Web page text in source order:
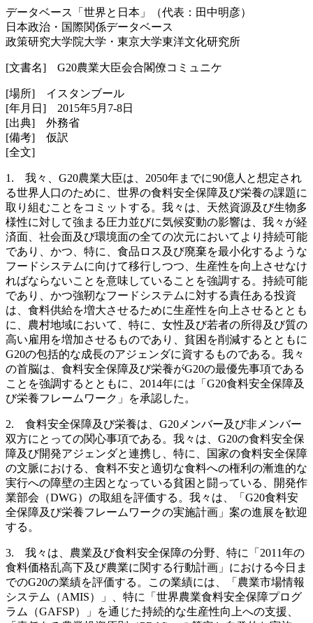
データベース「世界と日本」（代表：田中明彦）
日本政治・国際関係データベース
政策研究大学院大学・東京大学東洋文化研究所
[文書名] G20農業大臣会合閣僚コミュニケ
[場所] イスタンブール
[年月日] 2015年5月7-8日
[出典] 外務省
[備考] 仮訳
[全文]
1. 我々、G20農業大臣は、2050年までに90億人と想定され
る世界人口のために、世界の食料安全保障及び栄養の課題に
取り組むことをコミットする。我々は、天然資源及び生物多
様性に対して強まる圧力並びに気候変動の影響は、我々が経
済面、社会面及び環境面の全ての次元においてより持続可能
であり、かつ、特に、食品ロス及び廃棄を最小化するような
フードシステムに向けて移行しつつ、生産性を向上させなけ
ればならないことを意味していることを強調する。持続可能
であり、かつ強靭なフードシステムに対する責任ある投資
は、食料供給を増大させるために生産性を向上させるととも
に、農村地域において、特に、女性及び若者の所得及び質の
高い雇用を増加させるものであり、貧困を削減するとともに
G20の包括的な成長のアジェンダに資するものである。我々
の首脳は、食料安全保障及び栄養がG20の最優先事項である
ことを強調するとともに、2014年には「G20食料安全保障及
び栄養フレームワーク」を承認した。
2. 食料安全保障及び栄養は、G20メンバー及び非メンバー
双方にとっての関心事項である。我々は、G20の食料安全保
障及び開発アジェンダと連携し、特に、国家の食料安全保障
の文脈における、食料不安と適切な食料への権利の漸進的な
実行への障壁の主因となっている貧困と闘っている、開発作
業部会（DWG）の取組を評価する。我々は、「G20食料安
全保障及び栄養フレームワークの実施計画」案の進展を歓迎
する。
3. 我々は、農業及び食料安全保障の分野、特に「2011年の
食料価格乱高下及び農業に関する行動計画」における今日ま
でのG20の業績を評価する。この業績には、「農業市場情報
システム（AMIS）」、特に「世界農業食料安全保障プログ
ラム（GAFSP）」を通じた持続的な生産性向上への支援、